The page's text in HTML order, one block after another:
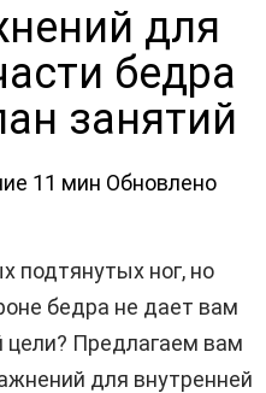
для
бедра
занятий
11 мин Обновлено
подтянутых ног, но
бедра не дает вам
цели? Предлагаем вам
для внутренней